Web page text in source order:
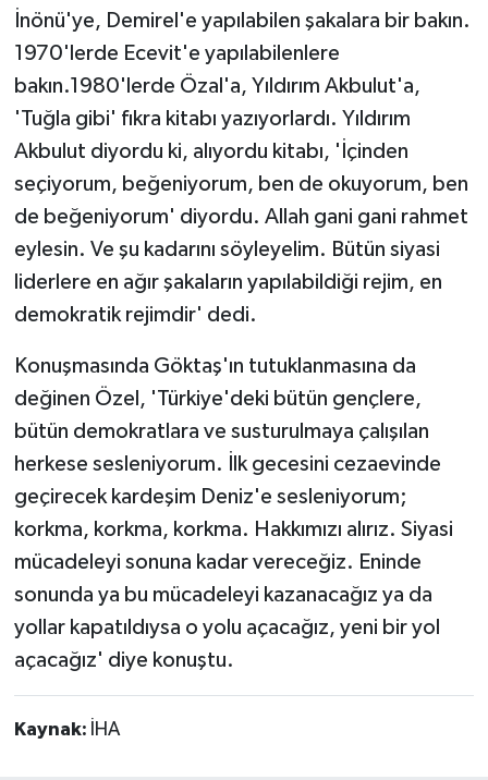
İnönü'ye, Demirel'e yapılabilen şakalara bir bakın.
1970'lerde Ecevit'e yapılabilenlere
bakın.1980'lerde Özal'a, Yıldırım Akbulut'a,
'Tuğla gibi' fıkra kitabı yazıyorlardı. Yıldırım
Akbulut diyordu ki, alıyordu kitabı, 'İçinden
seçiyorum, beğeniyorum, ben de okuyorum, ben
de beğeniyorum' diyordu. Allah gani gani rahmet
eylesin. Ve şu kadarını söyleyelim. Bütün siyasi
liderlere en ağır şakaların yapılabildiği rejim, en
demokratik rejimdir' dedi.
Konuşmasında Göktaş'ın tutuklanmasına da
değinen Özel, 'Türkiye'deki bütün gençlere,
bütün demokratlara ve susturulmaya çalışılan
herkese sesleniyorum. İlk gecesini cezaevinde
geçirecek kardeşim Deniz'e sesleniyorum;
korkma, korkma, korkma. Hakkımızı alırız. Siyasi
mücadeleyi sonuna kadar vereceğiz. Eninde
sonunda ya bu mücadeleyi kazanacağız ya da
yollar kapatıldıysa o yolu açacağız, yeni bir yol
açacağız' diye konuştu.
Kaynak: İHA